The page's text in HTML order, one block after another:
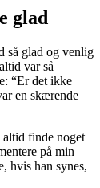
glad
så glad og venlig
var så
“Er det ikke
en skærende
altid finde noget
på min
hvis han synes,